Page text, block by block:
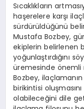
Sıcaklıkların
haşerelere karşı
sürdürüldüğünü
Mustafa Bozbey,
ekiplerin belirlenen
yoğunlaştırdığını
üremesinde önemli
Bozbey,
birikintisi
olabileceğini dile